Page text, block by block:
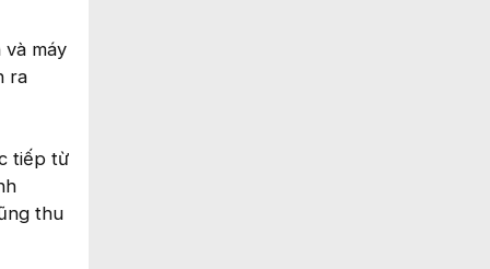
máy
ra
tiếp từ
thu